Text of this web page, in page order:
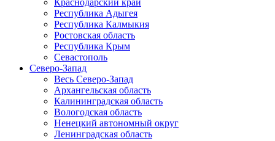
Краснодарский край
Республика Адыгея
Республика Калмыкия
Ростовская область
Республика Крым
Севастополь
Северо-Запад
Весь Северо-Запад
Архангельская область
Калининградская область
Вологодская область
Ненецкий автономный округ
Ленинградская область